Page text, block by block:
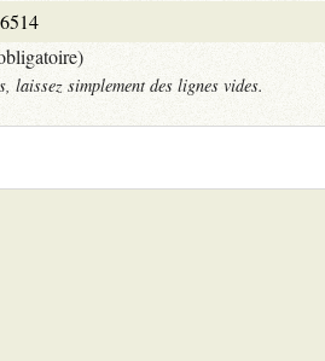
laissez simplement des lignes vides.